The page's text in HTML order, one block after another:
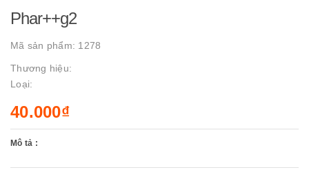
Phar++g2
Mã sản phẩm: 1278
Thương hiệu:
Loại:
40.000₫
Mô tả :